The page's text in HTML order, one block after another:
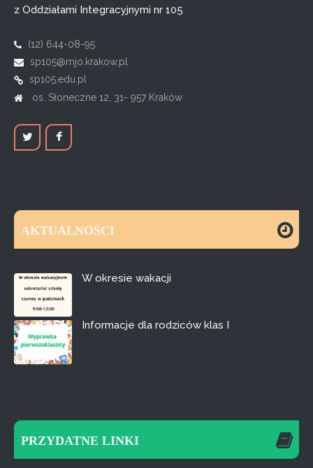
z Oddziałami Integracyjnymi nr 105
(12) 644-08-95
sp105@mjo.krakow.pl
sp105.edu.pl
os. Słoneczne 12, 31- 957 Kraków
AKTUALNOŚCI
W okresie wakacji
Informacje dla rodziców klas I
PRZYDATNE LINKI